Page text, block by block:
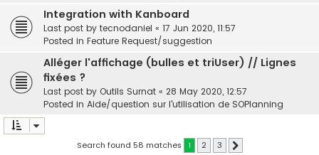
Integration with Kanboard
Last post by tecnodaniel « 17 Jun 2020, 11:57
Posted in Feature Request/suggestion
Alléger l'affichage (bulles et triUser) // Lignes
fixées ?
Last post by Outils Surnat « 28 May 2020, 12:57
Posted in Aide/question sur l'utilisation de SOPlanning
Search found 58 matches 1 2 3